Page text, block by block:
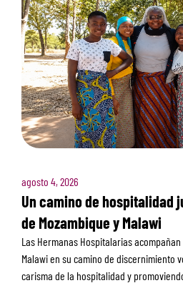
agosto 4, 2026
Un camino de hospitalidad
de Mozambique y Malawi
Las Hermanas Hospitalarias
Malawi en su camino de discernimiento
carisma de la hospitalidad y